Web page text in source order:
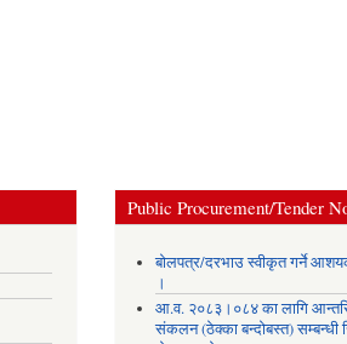
Public Procurement/Tender
बोलपत्र/दरभाउ स्वीकृत गर्ने
।
आ.व. २०८३।०८४ का लागि
संकलन (ठेक्का बन्दोबस्त) सम्बन्धी